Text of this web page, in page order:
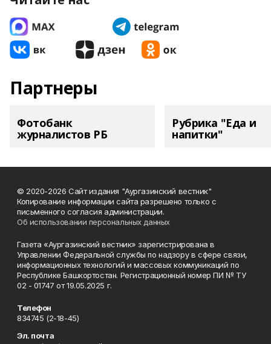
Партнеры
Фотобанк
журналистов РБ
Рубрика "Еда и
напитки"
© 2020-2026 Сайт издания "Аургазинский вестник"
Копирование информации сайта разрешено только с
письменного согласия администрации.
Об использовании персональных данных
Газета «Аургазинский вестник» зарегистрирована в
Управлении Федеральной службы по надзору в сфере связи,
информационных технологий и массовых коммуникаций по
Республике Башкортостан. Регистрационный номер ПИ № ТУ
02 - 01747 от 19.05.2025 г.
Телефон
834745 (2-18-45)
Эл. почта